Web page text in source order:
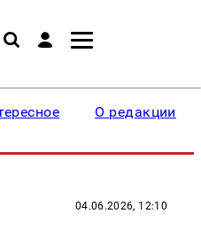
О редакции
04.06.2026, 12:10